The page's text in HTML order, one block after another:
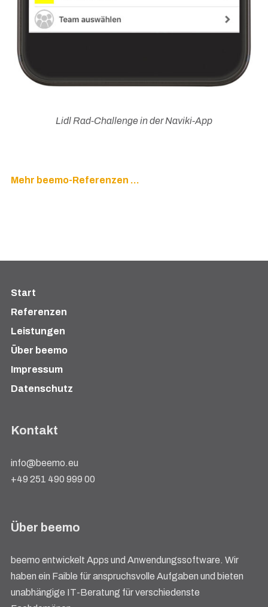
Lidl Rad-Challenge in der Naviki-App
Mehr beemo-Referenzen …
Start
Referenzen
Leistungen
Über beemo
Impressum
Datenschutz
Kontakt
info@beemo.eu
+49 251 490 999 00
Über beemo
beemo entwickelt Apps und Anwendungssoftware. Wir
haben ein Faible für anspruchsvolle Aufgaben und bieten
unabhängige IT-Beratung für verschiedenste